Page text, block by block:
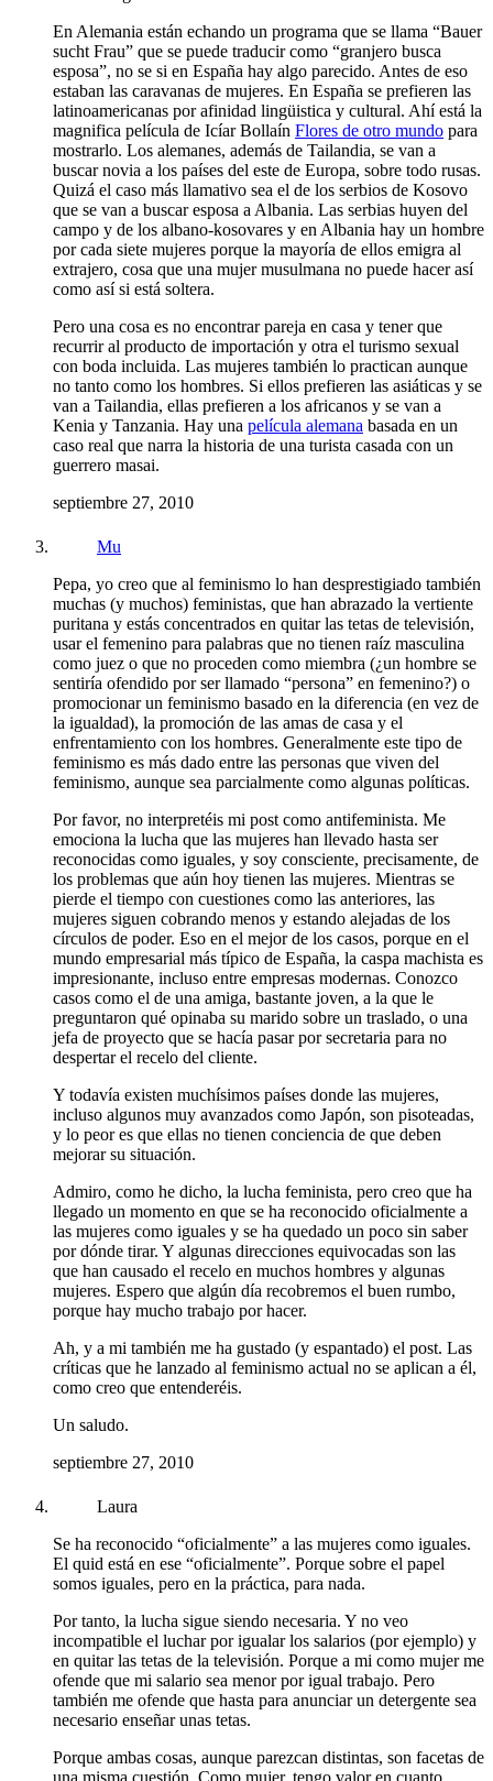
En Alemania están echando un programa que se llama “Bauer
sucht Frau” que se puede traducir como “granjero busca
esposa”, no se si en España hay algo parecido. Antes de eso
estaban las caravanas de mujeres. En España se prefieren las
latinoamericanas por afinidad lingüistica y cultural. Ahí está la
magnifica película de Icíar Bollaín Flores de otro mundo para
mostrarlo. Los alemanes, además de Tailandia, se van a
buscar novia a los países del este de Europa, sobre todo rusas.
Quizá el caso más llamativo sea el de los serbios de Kosovo
que se van a buscar esposa a Albania. Las serbias huyen del
campo y de los albano-kosovares y en Albania hay un hombre
por cada siete mujeres porque la mayoría de ellos emigra al
extrajero, cosa que una mujer musulmana no puede hacer así
como así si está soltera.
Pero una cosa es no encontrar pareja en casa y tener que
recurrir al producto de importación y otra el turismo sexual
con boda incluida. Las mujeres también lo practican aunque
no tanto como los hombres. Si ellos prefieren las asiáticas y se
van a Tailandia, ellas prefieren a los africanos y se van a
Kenia y Tanzania. Hay una película alemana basada en un
caso real que narra la historia de una turista casada con un
guerrero masai.
septiembre 27, 2010
Mu
Pepa, yo creo que al feminismo lo han desprestigiado también
muchas (y muchos) feministas, que han abrazado la vertiente
puritana y estás concentrados en quitar las tetas de televisión,
usar el femenino para palabras que no tienen raíz masculina
como juez o que no proceden como miembra (¿un hombre se
sentiría ofendido por ser llamado “persona” en femenino?) o
promocionar un feminismo basado en la diferencia (en vez de
la igualdad), la promoción de las amas de casa y el
enfrentamiento con los hombres. Generalmente este tipo de
feminismo es más dado entre las personas que viven del
feminismo, aunque sea parcialmente como algunas políticas.
Por favor, no interpretéis mi post como antifeminista. Me
emociona la lucha que las mujeres han llevado hasta ser
reconocidas como iguales, y soy consciente, precisamente, de
los problemas que aún hoy tienen las mujeres. Mientras se
pierde el tiempo con cuestiones como las anteriores, las
mujeres siguen cobrando menos y estando alejadas de los
círculos de poder. Eso en el mejor de los casos, porque en el
mundo empresarial más típico de España, la caspa machista es
impresionante, incluso entre empresas modernas. Conozco
casos como el de una amiga, bastante joven, a la que le
preguntaron qué opinaba su marido sobre un traslado, o una
jefa de proyecto que se hacía pasar por secretaria para no
despertar el recelo del cliente.
Y todavía existen muchísimos países donde las mujeres,
incluso algunos muy avanzados como Japón, son pisoteadas,
y lo peor es que ellas no tienen conciencia de que deben
mejorar su situación.
Admiro, como he dicho, la lucha feminista, pero creo que ha
llegado un momento en que se ha reconocido oficialmente a
las mujeres como iguales y se ha quedado un poco sin saber
por dónde tirar. Y algunas direcciones equivocadas son las
que han causado el recelo en muchos hombres y algunas
mujeres. Espero que algún día recobremos el buen rumbo,
porque hay mucho trabajo por hacer.
Ah, y a mi también me ha gustado (y espantado) el post. Las
críticas que he lanzado al feminismo actual no se aplican a él,
como creo que entenderéis.
Un saludo.
septiembre 27, 2010
Laura
Se ha reconocido “oficialmente” a las mujeres como iguales.
El quid está en ese “oficialmente”. Porque sobre el papel
somos iguales, pero en la práctica, para nada.
Por tanto, la lucha sigue siendo necesaria. Y no veo
incompatible el luchar por igualar los salarios (por ejemplo) y
en quitar las tetas de la televisión. Porque a mi como mujer me
ofende que mi salario sea menor por igual trabajo. Pero
también me ofende que hasta para anunciar un detergente sea
necesario enseñar unas tetas.
Porque ambas cosas, aunque parezcan distintas, son facetas de